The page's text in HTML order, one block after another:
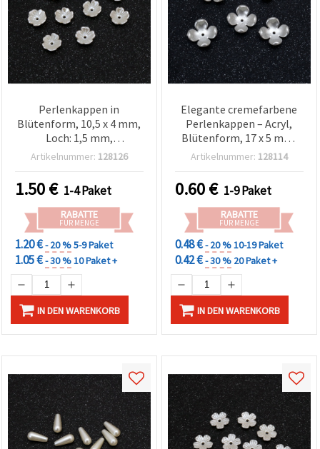
Perlenkappen in
Blütenform, 10,5 x 4 mm,
Loch: 1,5 mm,
cremefarben – 100 Stück
Artikelnummer: 128126
1.50€ 1-4 Paket
RABATTE
FÜR MENGE
1.20 €- 20 %5-9 Paket
1.05 €- 30 %10 Paket +
IN DEN WARENKORB
Elegante cremefarbene
Perlenkappen – Acryl,
Blütenform, 17 x 5 mm,
Loch 1,5 mm, Set mit 10
Artikelnummer: 128114
0.60€ 1-9 Paket
RABATTE
FÜR MENGE
0.48 €- 20 %10-19 Paket
0.42 €- 30 % 20 Paket +
IN DEN WARENKORB